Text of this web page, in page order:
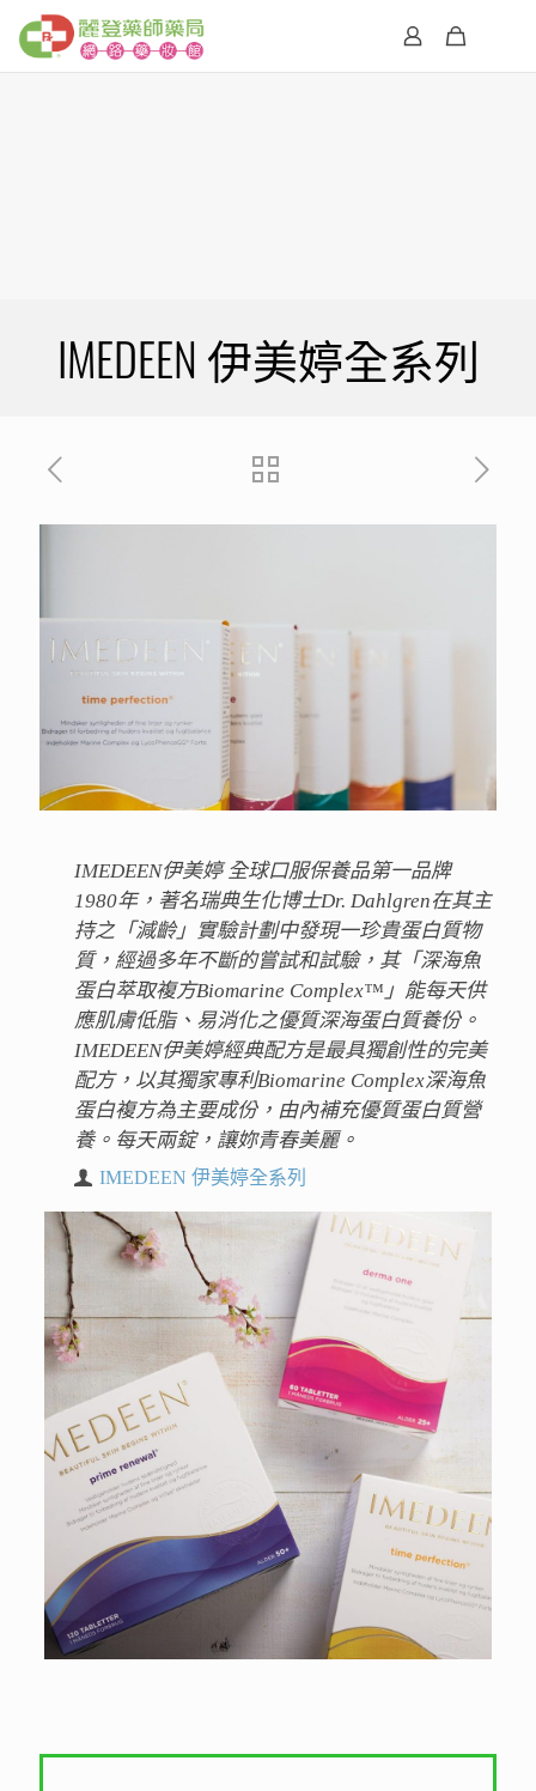
IMEDEEN 伊美婷全系列
IMEDEEN伊美婷 全球口服保養品第一品牌
1980年，著名瑞典生化博士Dr. Dahlgren在其主
持之「減齡」實驗計劃中發現一珍貴蛋白質物
質，經過多年不斷的嘗試和試驗，其「深海魚
蛋白萃取複方Biomarine Complex™」能每天供
應肌膚低脂、易消化之優質深海蛋白質養份。
IMEDEEN伊美婷經典配方是最具獨創性的完美
配方，以其獨家專利Biomarine Complex深海魚
蛋白複方為主要成份，由內補充優質蛋白質營
養。每天兩錠，讓妳青春美麗。
IMEDEEN 伊美婷全系列